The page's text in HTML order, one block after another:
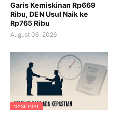
Garis Kemiskinan Rp669
Ribu, DEN Usul Naik ke
Rp765 Ribu
August 06, 2026
NASIONAL